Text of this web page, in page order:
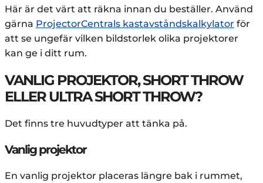
Här är det värt att räkna innan du beställer. Använd
gärna ProjectorCentrals kastavståndskalkylator för
att se ungefär vilken bildstorlek olika projektorer
kan ge i ditt rum.
VANLIG PROJEKTOR, SHORT THROW
ELLER ULTRA SHORT THROW?
Det finns tre huvudtyper att tänka på.
Vanlig projektor
En vanlig projektor placeras längre bak i rummet,